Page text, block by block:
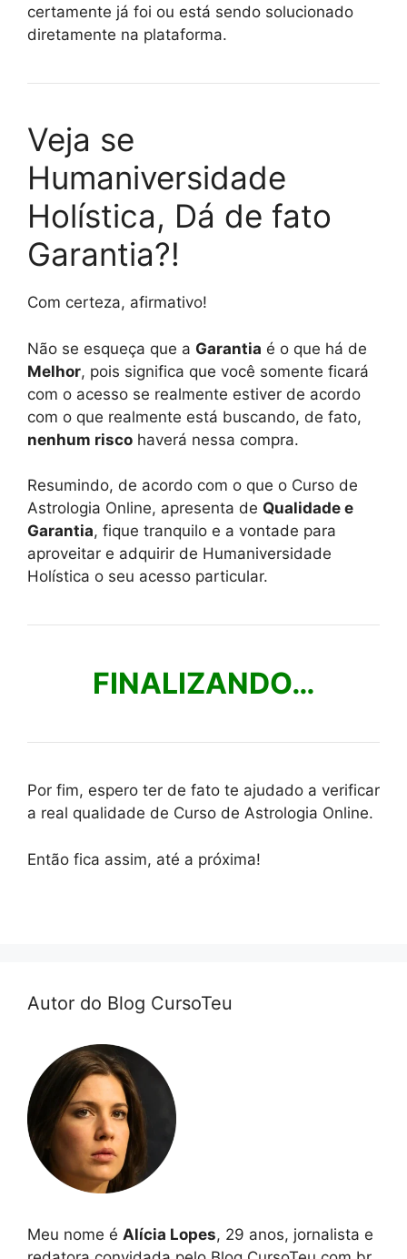
certamente já foi ou está sendo solucionado
diretamente na plataforma.
Veja se
Humaniversidade
Holística, Dá de fato
Garantia?!
Com certeza, afirmativo!
Não se esqueça que a Garantia é o que há de
Melhor, pois significa que você somente ficará
com o acesso se realmente estiver de acordo
com o que realmente está buscando, de fato,
nenhum risco haverá nessa compra.
Resumindo, de acordo com o que o Curso de
Astrologia Online, apresenta de Qualidade e
Garantia, fique tranquilo e a vontade para
aproveitar e adquirir de Humaniversidade
Holística o seu acesso particular.
FINALIZANDO…
Por fim, espero ter de fato te ajudado a verificar
a real qualidade de Curso de Astrologia Online.
Então fica assim, até a próxima!
Autor do Blog CursoTeu
Meu nome é Alícia Lopes, 29 anos, jornalista e